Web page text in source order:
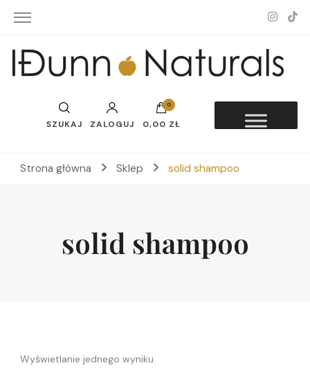
Idunn-Naturals
SZUKAJ ZALOGUJ
0
0,00 ZŁ
Strona główna Sklep solid shampoo
solid shampoo
Wyświetlanie jednego wyniku